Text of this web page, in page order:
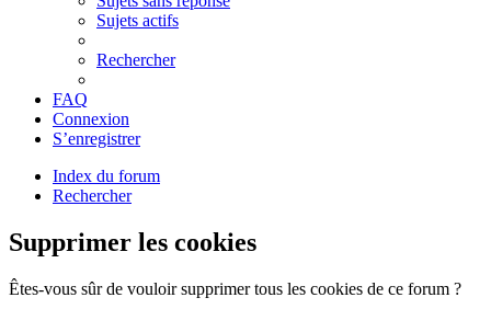
Sujets actifs
Rechercher
FAQ
Connexion
S’enregistrer
Index du forum
Rechercher
Supprimer les cookies
Êtes-vous sûr de vouloir supprimer tous les cookies de ce forum ?